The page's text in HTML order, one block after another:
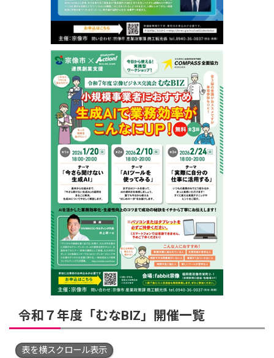
令和７年度「むなBIZ」開催一覧
表を横スクロール表示